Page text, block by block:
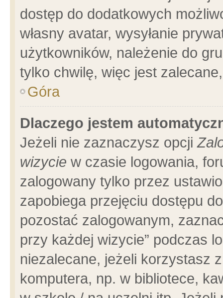
dostęp do dodatkowych
własny avatar, wysyłanie
użytkowników, należenie do
tylko chwilę, więc jest
Góra
Dlaczego jestem
Jeżeli nie zaznaczysz opcji
wizycie w czasie logowania,
zalogowany tylko przez
zapobiega przejęciu dostępu
pozostać zalogowanym,
przy każdej wizycie” podczas
niezalecane, jeżeli korzystasz
komputera, np. w bibliotece,